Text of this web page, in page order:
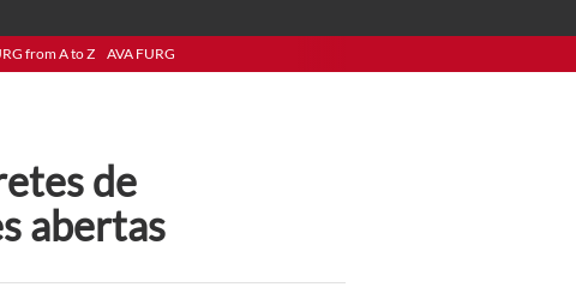
from A to Z AVA FURG
de
abertas